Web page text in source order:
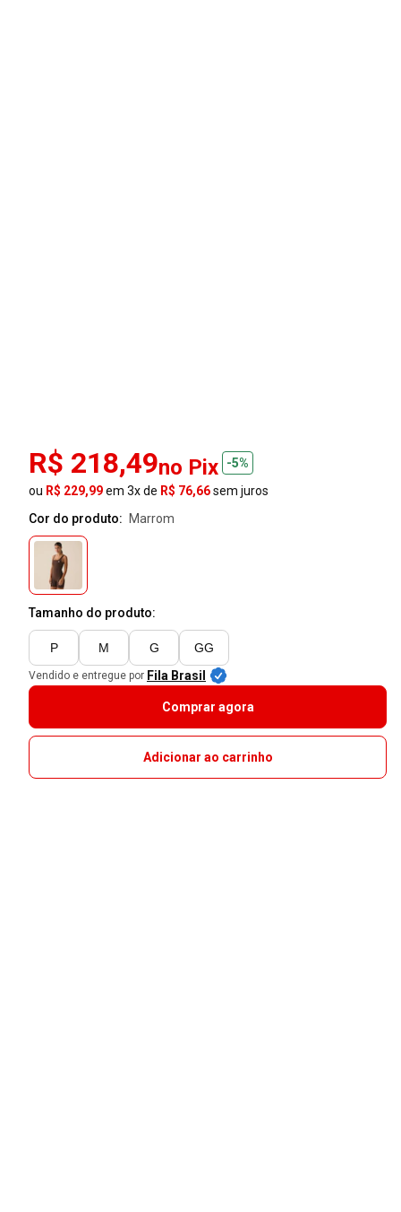
R$ 218,49no Pix
-5%
ou R$ 229,99em 3x de R$ 76,66sem juros
Cor do produto:
marrom
Tamanho do produto:
P M G GG
Vendido e entregue por Fila Brasil
Comprar agora
Adicionar ao carrinho